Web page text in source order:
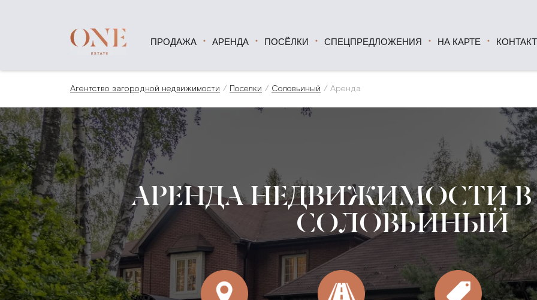
ПРОДАЖА АРЕНДА ПОСЁЛКИ СПЕЦПРЕДЛОЖЕНИЯ НА КАРТЕ
Агентство загородной недвижимости Поселки Соловьиный Аренда
АРЕНДА НЕДВИЖИМОСТИ В
СОЛОВЬИНЫЙ